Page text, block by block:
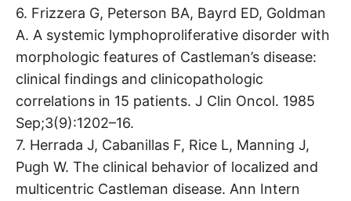
6. Frizzera G, Peterson BA, Bayrd ED, Goldman
A. A systemic lymphoproliferative disorder with
morphologic features of Castleman’s disease:
clinical findings and clinicopathologic
correlations in 15 patients. J Clin Oncol. 1985
Sep;3(9):1202–16.
7. Herrada J, Cabanillas F, Rice L, Manning J,
Pugh W. The clinical behavior of localized and
multicentric Castleman disease. Ann Intern